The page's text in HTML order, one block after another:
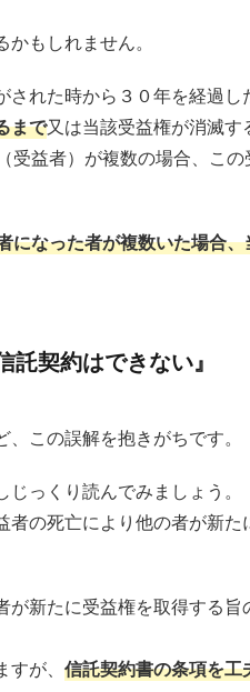
もしれません。
された時から３０年を経過し
まで又は当該受益権が消滅す
受益者）が複数の場合、こ
になった者が複数いた場合
契約はできない』
この誤解を抱きがちです。
っくり読んでみましょう。
の死亡により他の者が新
新たに受益権を取得する
が、 信託契約書の条項を